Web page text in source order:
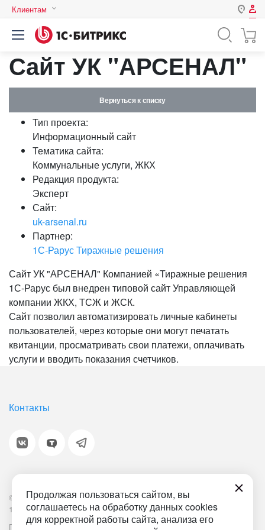
Продолжая пользоваться сайтом, вы
соглашаетесь на обработку данных cookies
для корректной работы сайта, анализа его
Клиентам
Казахстан
Авторизация
Нет аккаунта? Зарегистрироваться
Логин
Пароль
Запомнить меня на этом
или войдите с помощью
Сайт УК "АРСЕНАЛ"
Вернуться к списку
Тип проекта:
Информационный сайт
Тематика сайта:
Коммунальные услуги, ЖКХ
Редакция продукта:
Эксперт
Сайт:
uk-arsenal.ru
Партнер:
1С-Рарус Тиражные решения
Сайт УК "АРСЕНАЛ" Компанией «Тиражные решения
1С-Рарус был внедрен типовой сайт Управляющей
компании ЖКХ, ТСЖ и ЖСК.
Сайт позволил автоматизировать личные кабинеты
пользователей, через которые они могут печатать
квитанции, просматривать свои платежи, оплачивать
услуги и вводить показания счетчиков.
Контакты
© 2001-2026 «Битрикс», «1С-Битрикс». Работает на
1С-Битрикс: Управление сайтом.
Политика обработки персональных данных Наша ИТ-деятельность